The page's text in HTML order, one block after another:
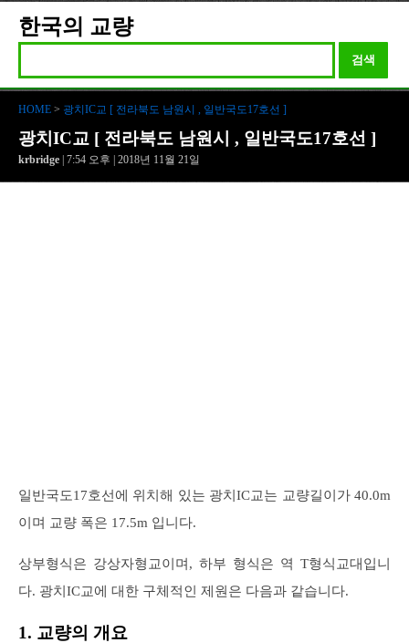
한국의 교량
검색
HOME > 광치IC교 [ 전라북도 남원시 , 일반국도17호선 ]
광치IC교 [ 전라북도 남원시 , 일반국도17호선 ]
krbridge | 7:54 오후 | 2018년 11월 21일
일반국도17호선에 위치해 있는 광치IC교는 교량길이가 40.0m
이며 교량 폭은 17.5m 입니다.
상부형식은 강상자형교이며, 하부 형식은 역 T형식교대입니
다. 광치IC교에 대한 구체적인 제원은 다음과 같습니다.
1. 교량의 개요